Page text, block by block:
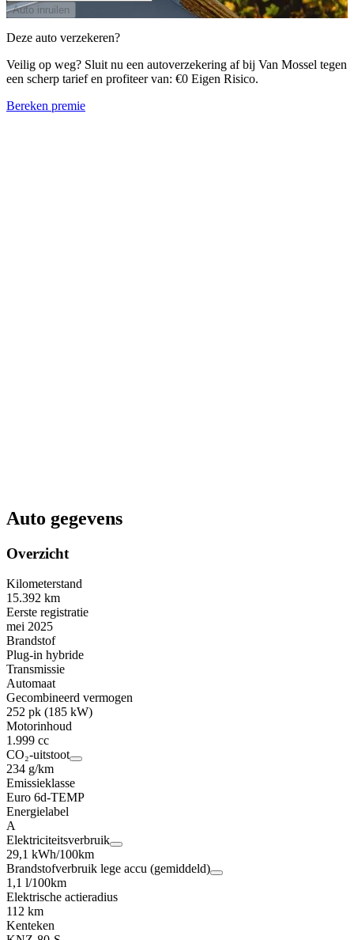
Auto inruilen
Deze auto verzekeren?
Veilig op weg? Sluit nu een autoverzekering af bij Van Mossel tegen
een scherp tarief en profiteer van: €0 Eigen Risico.
Bereken premie
Auto gegevens
Overzicht
Kilometerstand
15.392 km
Eerste registratie
mei 2025
Brandstof
Plug-in hybride
Transmissie
Automaat
Gecombineerd vermogen
252 pk (185 kW)
Motorinhoud
1.999 cc
CO₂-uitstoot
234 g/km
Emissieklasse
Euro 6d-TEMP
Energielabel
A
Elektriciteitsverbruik
29,1 kWh/100km
Brandstofverbruik lege accu (gemiddeld)
1,1 l/100km
Elektrische actieradius
112 km
Kenteken